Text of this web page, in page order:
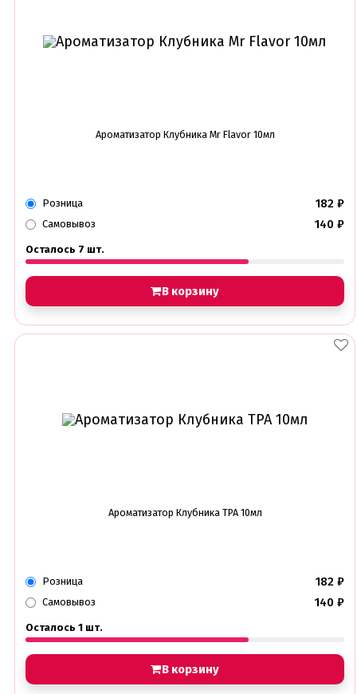
Ароматизатор Клубника Mr Flavor 10мл
Розница 182 ₽
Самовывоз 140 ₽
Осталось 7 шт.
В корзину
Ароматизатор Клубника TPA 10мл
Розница 182 ₽
Самовывоз 140 ₽
Осталось 1 шт.
В корзину